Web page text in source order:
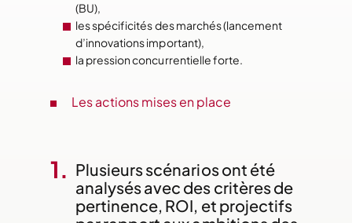
(BU),
les spécificités des marchés (lancement
d’innovations important),
la pression concurrentielle forte.
Les actions mises en place
Plusieurs scénarios ont été
analysés avec des critères de
pertinence, ROI, et projectifs